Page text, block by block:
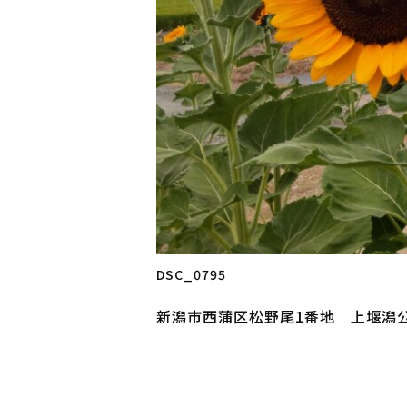
DSC_0795
新潟市西蒲区松野尾1番地 上堰潟